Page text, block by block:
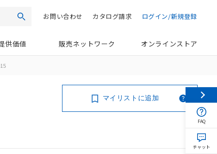
検索 ログイン/新規登録
カタログ請求
お問い合わせ
供価値 販売ネットワーク オンラインストア
マイリストに追加
FAQ
チャット